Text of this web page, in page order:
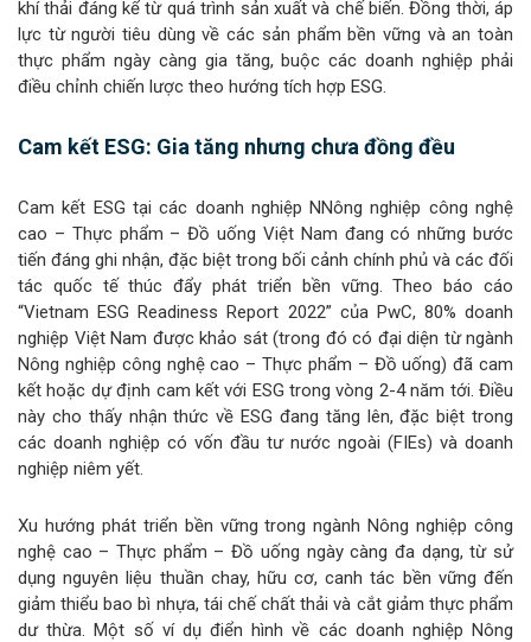
khí thải đáng kể từ quá trình sản xuất và chế biến. Đồng thời, áp
lực từ người tiêu dùng về các sản phẩm bền vững và an toàn
thực phẩm ngày càng gia tăng, buộc các doanh nghiệp phải
điều chỉnh chiến lược theo hướng tích hợp ESG.
Cam kết ESG: Gia tăng nhưng chưa đồng đều
Cam kết ESG tại các doanh nghiệp NNông nghiệp công nghệ
cao – Thực phẩm – Đồ uống Việt Nam đang có những bước
tiến đáng ghi nhận, đặc biệt trong bối cảnh chính phủ và các đối
tác quốc tế thúc đẩy phát triển bền vững. Theo báo cáo
“Vietnam ESG Readiness Report 2022” của PwC, 80% doanh
nghiệp Việt Nam được khảo sát (trong đó có đại diện từ ngành
Nông nghiệp công nghệ cao – Thực phẩm – Đồ uống) đã cam
kết hoặc dự định cam kết với ESG trong vòng 2-4 năm tới. Điều
này cho thấy nhận thức về ESG đang tăng lên, đặc biệt trong
các doanh nghiệp có vốn đầu tư nước ngoài (FIEs) và doanh
nghiệp niêm yết.
Xu hướng phát triển bền vững trong ngành Nông nghiệp công
nghệ cao – Thực phẩm – Đồ uống ngày càng đa dạng, từ sử
dụng nguyên liệu thuần chay, hữu cơ, canh tác bền vững đến
giảm thiểu bao bì nhựa, tái chế chất thải và cắt giảm thực phẩm
dư thừa. Một số ví dụ điển hình về các doanh nghiệp Nông